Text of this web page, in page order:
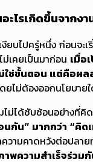
ะไรเกิดขึ้นจากงา
ยบไปครู่หนึ่ง ก่อนจะ
เคยเป็นมาก่อน เมื่อ
ม่ใช่ขั้นตอน แต่คือผ
ยไม่ต้องออกนโยบาย
มไม่ได้ซับซ้อนอย่างที่
นกัน” มากกว่า “คิด
วามคาดหวังต่อปลาย
าพความสำเร็จร่วม